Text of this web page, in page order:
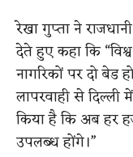
रेखा गुप्ता ने
देते हुए कहा कि
नागरिकों पर दो बेड
लापरवाही से
किया है कि अब हर
उपलब्ध होंगे।”